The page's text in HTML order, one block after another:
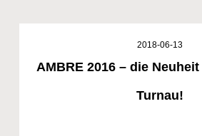
2018-06-13
AMBRE 2016 – die
Turnau!